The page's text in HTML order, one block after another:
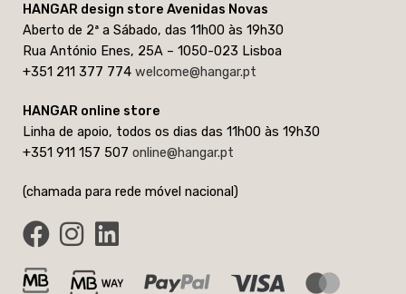
HANGAR design store Avenidas Novas
Aberto de 2ª a Sábado, das 11h00 às 19h30
Rua António Enes, 25A – 1050-023 Lisboa
+351 211 377 774 welcome@hangar.pt
HANGAR online store
Linha de apoio, todos os dias das 11h00 às 19h30
+351 911 157 507 online@hangar.pt
(chamada para rede móvel nacional)